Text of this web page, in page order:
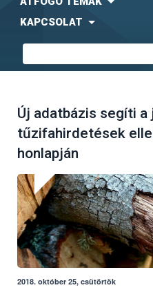
KAPCSOLAT
Új adatbázis segíti
tűzifahirdetések
honlapján
2018. október 25, csütörtök